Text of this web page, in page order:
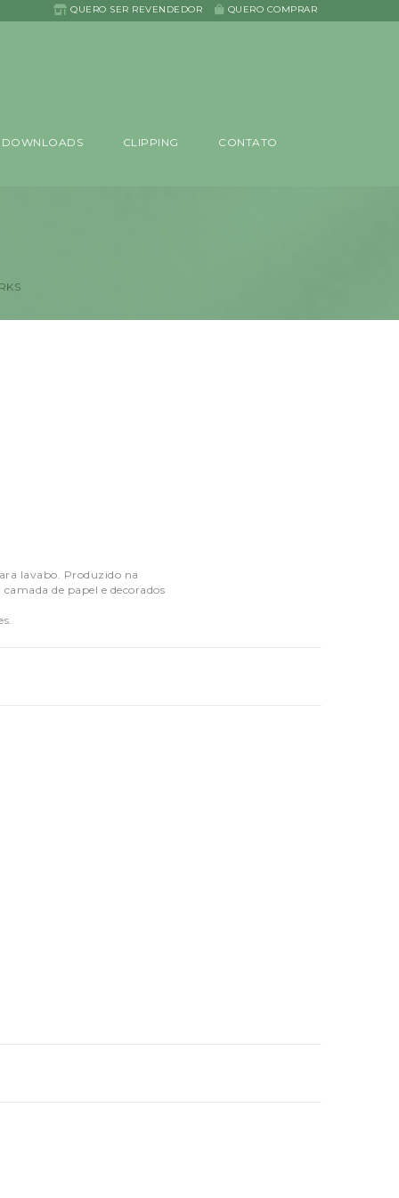
QUERO SER REVENDEDOR QUERO COMPRAR
DOWNLOADS CLIPPING CONTATO
lavabo. Produzido na
de papel e decorados